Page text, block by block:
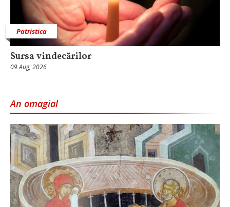
Patristica
Sursa vindecărilor
09 Aug, 2026
An omagial